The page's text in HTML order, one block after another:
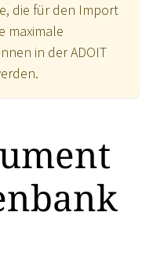
die für den Import
maximale
in der ADOIT